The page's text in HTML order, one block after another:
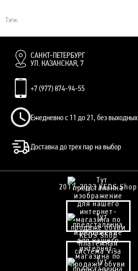
Тэги:
САНКТ-ПЕТЕРБУРГ
УЛ. КАЗАНСКАЯ, 7
+7 (977) 874-94-55
Ежедневно с 11 до 21, без выходных
Доставка до трех пар на выбор
2017-2023 KEDS Shop